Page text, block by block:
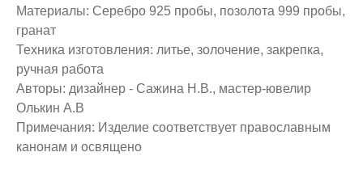
Материалы: Серебро 925 пробы, позолота 999 пробы,
гранат
Техника изготовления: литье, золочение, закрепка,
ручная работа
Авторы: дизайнер - Сажина Н.В., мастер-ювелир
Олькин А.В
Примечания: Изделие соответствует православным
канонам и освящено